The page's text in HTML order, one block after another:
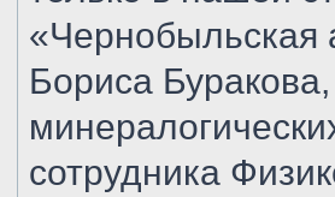
«Чернобыльская
Бориса
сотрудника